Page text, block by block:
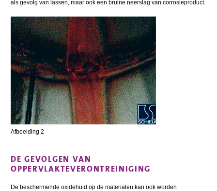
als gevolg van lassen, maar ook een bruine neerslag van corrosieproduct.
Afbeelding 2
DE GEVOLGEN VAN
OPPERVLAKTEVERONTREINIGING
De beschermende oxidehuid op de materialen kan ook worden